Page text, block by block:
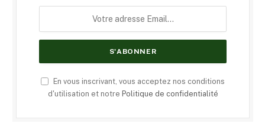
En vous inscrivant, vous acceptez nos conditions
d'utilisation et notre Politique de confidentialité